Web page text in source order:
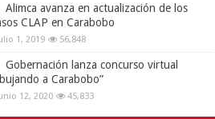
Alimca avanza en actualización de los
CLAP en Carabobo
1, 2019 56,848
Gobernación lanza concurso virtual
a Carabobo”
12, 2020 45,833